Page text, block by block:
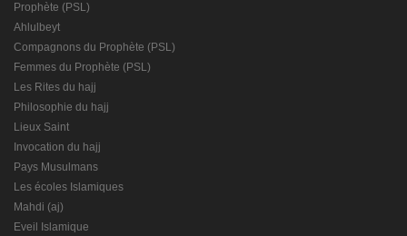
Prophète (PSL)
Ahlulbeyt
Compagnons du Prophète (PSL)
Femmes du Prophète (PSL)
Les Rites du hajj
Philosophie du hajj
Lieux Saint
Invocation du hajj
Pays Musulmans
Les écoles Islamiques
Mahdi (aj)
Eveil Islamique